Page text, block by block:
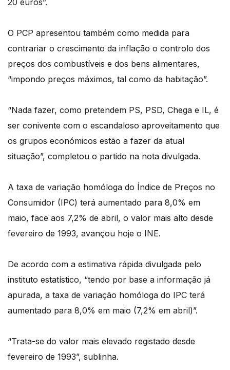
20 euros”.
O PCP apresentou também como medida para
contrariar o crescimento da inflação o controlo dos
preços dos combustíveis e dos bens alimentares,
“impondo preços máximos, tal como da habitação”.
“Nada fazer, como pretendem PS, PSD, Chega e IL, é
ser conivente com o escandaloso aproveitamento que
os grupos económicos estão a fazer da atual
situação”, completou o partido na nota divulgada.
A taxa de variação homóloga do Índice de Preços no
Consumidor (IPC) terá aumentado para 8,0% em
maio, face aos 7,2% de abril, o valor mais alto desde
fevereiro de 1993, avançou hoje o INE.
De acordo com a estimativa rápida divulgada pelo
instituto estatístico, “tendo por base a informação já
apurada, a taxa de variação homóloga do IPC terá
aumentado para 8,0% em maio (7,2% em abril)”.
“Trata-se do valor mais elevado registado desde
fevereiro de 1993”, sublinha.